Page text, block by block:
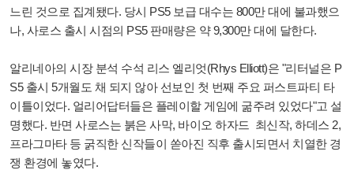
느린 것으로 집계됐다. 당시 PS5 보급 대수는 800만 대에 불과했으
나, 사로스 출시 시점의 PS5 판매량은 약 9,300만 대에 달한다.
알리네아의 시장 분석 수석 리스 엘리엇(Rhys Elliott)은 "리터널은 P
S5 출시 5개월도 채 되지 않아 선보인 첫 번째 주요 퍼스트파티 타
이틀이었다. 얼리어답터들은 플레이할 게임에 굶주려 있었다"고 설
명했다. 반면 사로스는 붉은 사막, 바이오 하자드 최신작, 하데스 2,
프라그마타 등 굵직한 신작들이 쏟아진 직후 출시되면서 치열한 경
쟁 환경에 놓였다.